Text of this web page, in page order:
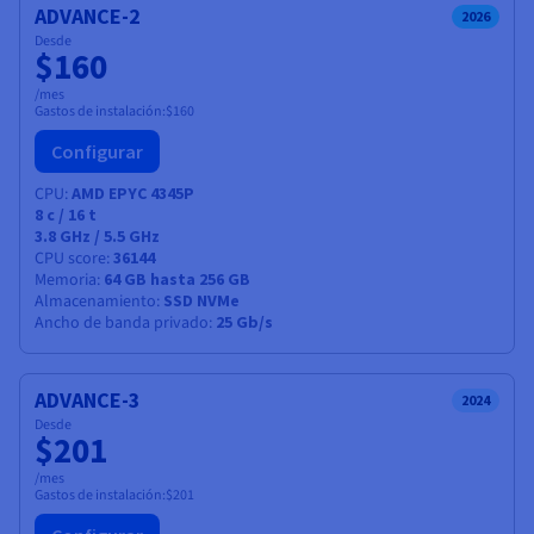
ADVANCE-2 2026
Desde
$160
/mes
Gastos de instalación:$160
Configurar
CPU AMD EPYC 4345P
8 c / 16 t
3.8 GHz / 5.5 GHz
CPU score 36144
Memoria 64 GB hasta 256 GB
Almacenamiento SSD NVMe
Ancho de banda privado 25 Gb/s
ADVANCE-3 2024
Desde
$201
/mes
Gastos de instalación:$201